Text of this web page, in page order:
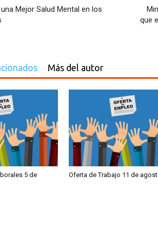
Mejor Salud Mental en los
que
Más del autor
5 de
Oferta de Trabajo 11 de